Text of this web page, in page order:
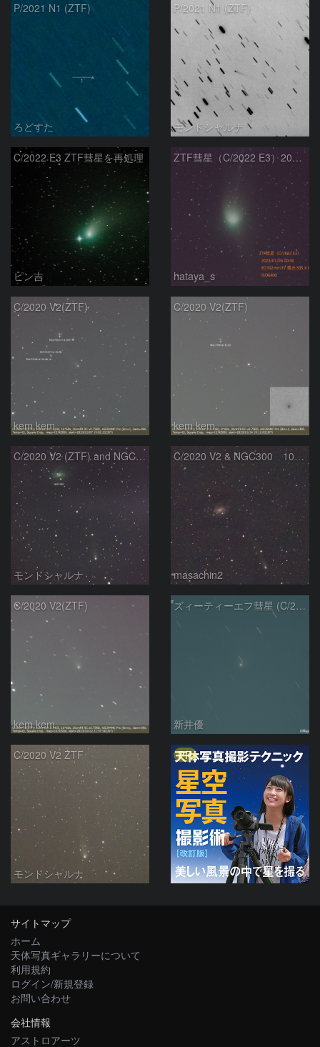
P/2021 N1 (ZTF)
ろどすた
P/2021 N1 (ZTF)
モンドシャルナ
C/2022 E3 ZTF彗星を再処理
ピン吉
ZTF彗星（C/2022 E3）2023/01/26
hataya_s
C/2020 V2(ZTF)
kem.kem
C/2020 V2(ZTF)
kem.kem
C/2020 V2 (ZTF) and NGC300
モンドシャルナ
C/2020 V2 & NGC300 10/15
masachin2
C/2020 V2(ZTF)
kem.kem
ズィーティーエフ彗星 (C/2020V2)：202309/12
新井優
C/2020 V2 ZTF
モンドシャルナ
PR
サイトマップ
ホーム
天体写真ギャラリーについて
利用規約
ログイン/新規登録
お問い合わせ
会社情報
アストロアーツ